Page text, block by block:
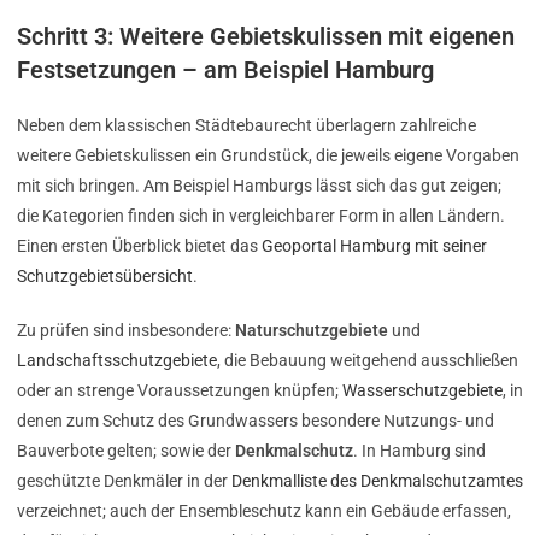
Schritt 3: Weitere Gebietskulissen mit eigenen
Festsetzungen – am Beispiel Hamburg
Neben dem klassischen Städtebaurecht überlagern zahlreiche
weitere Gebietskulissen ein Grundstück, die jeweils eigene Vorgaben
mit sich bringen. Am Beispiel Hamburgs lässt sich das gut zeigen;
die Kategorien finden sich in vergleichbarer Form in allen Ländern.
Einen ersten Überblick bietet dasGeoportal Hamburg mit seiner
Schutzgebietsübersicht.
Zu prüfen sind insbesondere: Naturschutzgebiete und
Landschaftsschutzgebiete, die Bebauung weitgehend ausschließen
oder an strenge Voraussetzungen knüpfen;Wasserschutzgebiete, in
denen zum Schutz des Grundwassers besondere Nutzungs- und
Bauverbote gelten; sowie der Denkmalschutz. In Hamburg sind
geschützte Denkmäler in der Denkmalliste des Denkmalschutzamtes
verzeichnet; auch der Ensembleschutz kann ein Gebäude erfassen,